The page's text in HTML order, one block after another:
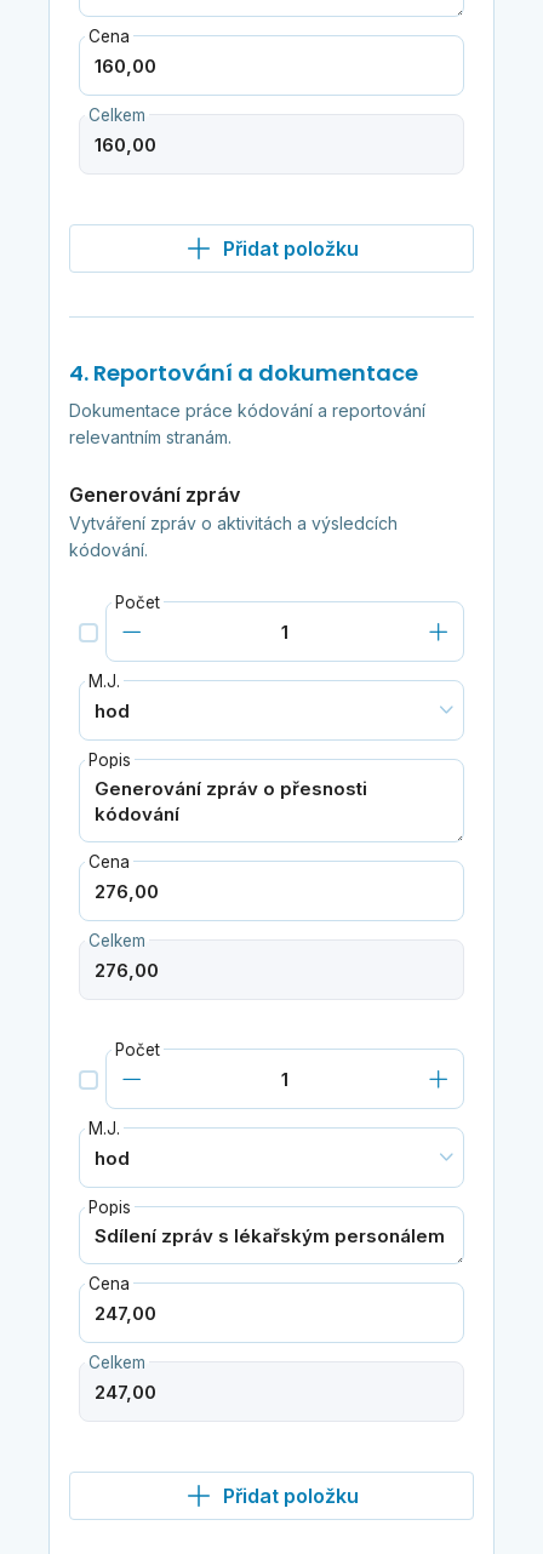
Cena
Celkem
Přidat položku
4. Reportování a dokumentace
Dokumentace práce kódování a reportování
relevantním stranám.
Generování zpráv
Vytváření zpráv o aktivitách a výsledcích
kódování.
Počet
M.J.
Popis
Cena
Celkem
Počet
M.J.
Popis
Cena
Celkem
Přidat položku